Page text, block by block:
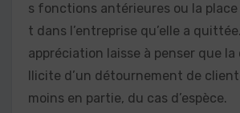
s fonctions antérieures ou la place
t dans l’entreprise qu’elle a
appréciation laisse à penser que la
llicite d’un détournement de
moins en partie, du cas d’espèce.